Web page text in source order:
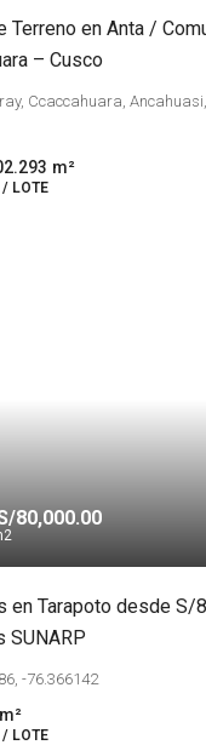
Terreno en Anta /
– Cusco
Ccaccahuara,
m²
/ LOTE
80,000.00
en Tarapoto desde S/
SUNARP
-76.366142
m²
/ LOTE